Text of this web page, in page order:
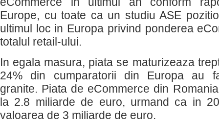
Europe, cu toate ca un studiu ASE
ultimul loc in Europa privind ponderea
totalul retail-ului.
In egala masura, piata se maturizeaza
24% din cumparatorii din Europa au
granite. Piata de eCommerce din
la 2.8 miliarde de euro, urmand ca in
valoarea de 3 miliarde de euro.